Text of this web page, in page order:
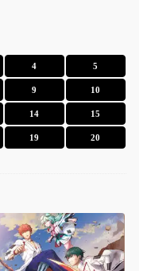
4 5
9 10
14 15
19 20